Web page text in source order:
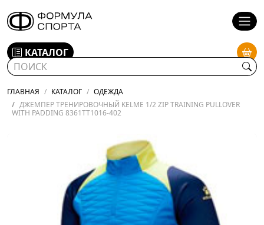
КАТАЛОГ
ГЛАВНАЯ КАТАЛОГ
ОДЕЖДА
ДЖЕМПЕР ТРЕНИРОВОЧНЫЙ KELME 1/2 ZIP TRAINING PULLOVER
WITH PADDING 8361TT1016-402